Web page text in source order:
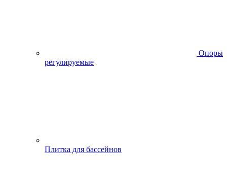
Опоры
регулируемые
Плитка для бассейнов